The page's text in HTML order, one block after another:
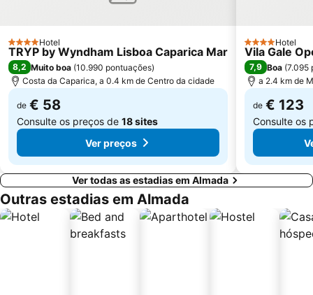
Praça do Comércio
Telheiras
4 Estrelas
Hotel
TRYP by Wyndham Lisboa Caparica Mar
8,2 Muito boa (10.990 pontuações)
Costa da Caparica, a 0.4 km de Centro da cidade
de € 58
Consulte os preços de 18 sites
Ver preços
4 Estrelas
Hotel
Vila Gale
7,9 Boa (7.095
a 2.4 km de
de € 123
Consulte os
Ver todas as estadias em Almada
Outras estadias em Almada